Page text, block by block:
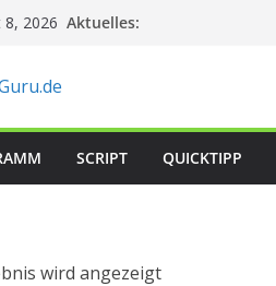
8, 2026 Aktuelles:
SCRIPT QUICKTIPP
wird angezeigt